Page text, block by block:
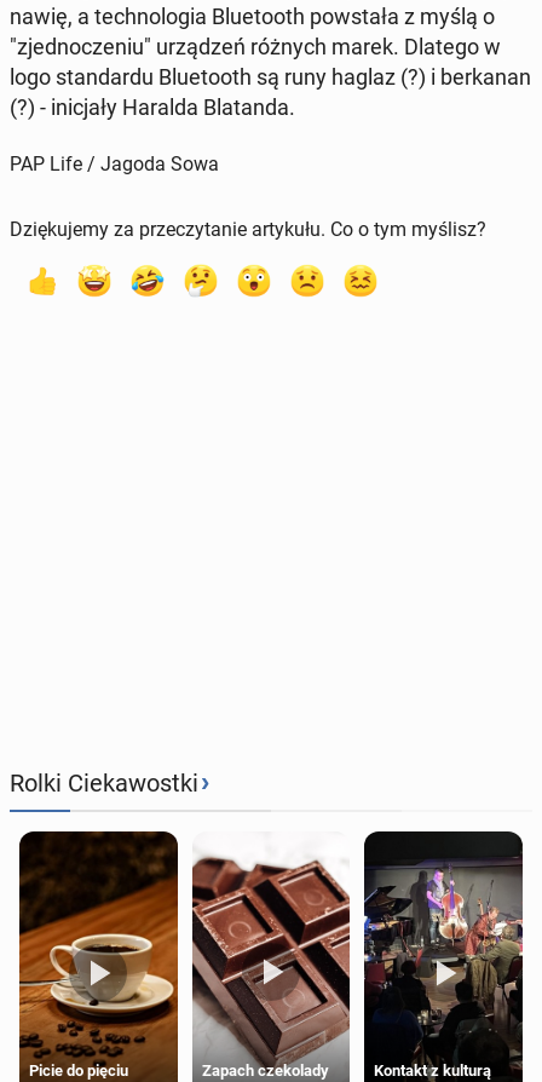
na­wię, a tech­no­lo­gia Blu­eto­oth po­wsta­ła z myślą o
"zjed­no­cze­niu" urzą­dzeń różnych marek. Dlatego w
logo stan­dar­du Blu­eto­oth są runy haglaz (?) i ber­ka­nan
(?) - ini­cja­ły Haralda Bla­tan­da.
PAP Life / Jagoda Sowa
Dziękujemy za przeczytanie artykułu. Co o tym myślisz?
Rolki Ciekawostki›
Picie do pięciu Zapach czekolady Kontakt z kulturą